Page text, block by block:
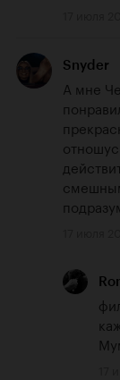
Snyder
А мне